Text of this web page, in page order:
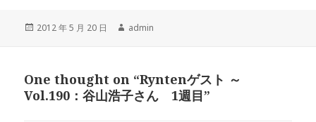
c
e
o
o
it
te
p
y
n
k
投
2012 年 5 月 20 日
作
admin
One thought on “Ryntenゲスト ～
Vol.190：谷山浩子さん 1週目”